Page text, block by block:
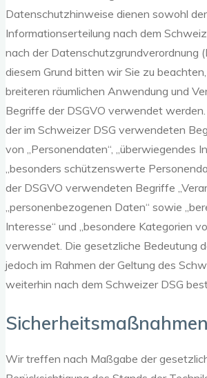
Datenschutzhinweise dienen sowohl der
Informationserteilung nach dem
nach der Datenschutzgrundverordnung
diesem Grund bitten wir Sie zu
breiteren räumlichen Anwendung und
Begriffe der DSGVO verwendet
der im Schweizer DSG verwendeten
von „Personendaten“, „überwiegendes
„besonders schützenswerte
der DSGVO verwendeten Begriffe
„personenbezogenen Daten“ sowie
Interesse“ und „besondere Kategorien
verwendet. Die gesetzliche Bedeutung
jedoch im Rahmen der Geltung des
weiterhin nach dem Schweizer DSG
Sicherheitsmaßnahmen
Wir treffen nach Maßgabe der